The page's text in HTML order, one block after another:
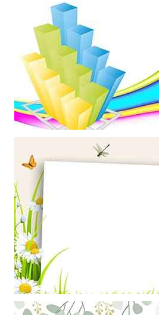
Mẫu thiết kế 3D về các cột một